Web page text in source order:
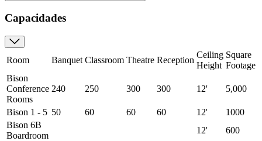
Capacidades
Room Banquet Classroom Theatre Reception
Ceiling
Height
Square
Footage
Bison
Conference
Rooms
240 250 300 300 12' 5,000
Bison 1 - 5 50 60 60 60 12'
1000
Bison 6B
Boardroom
12'
600